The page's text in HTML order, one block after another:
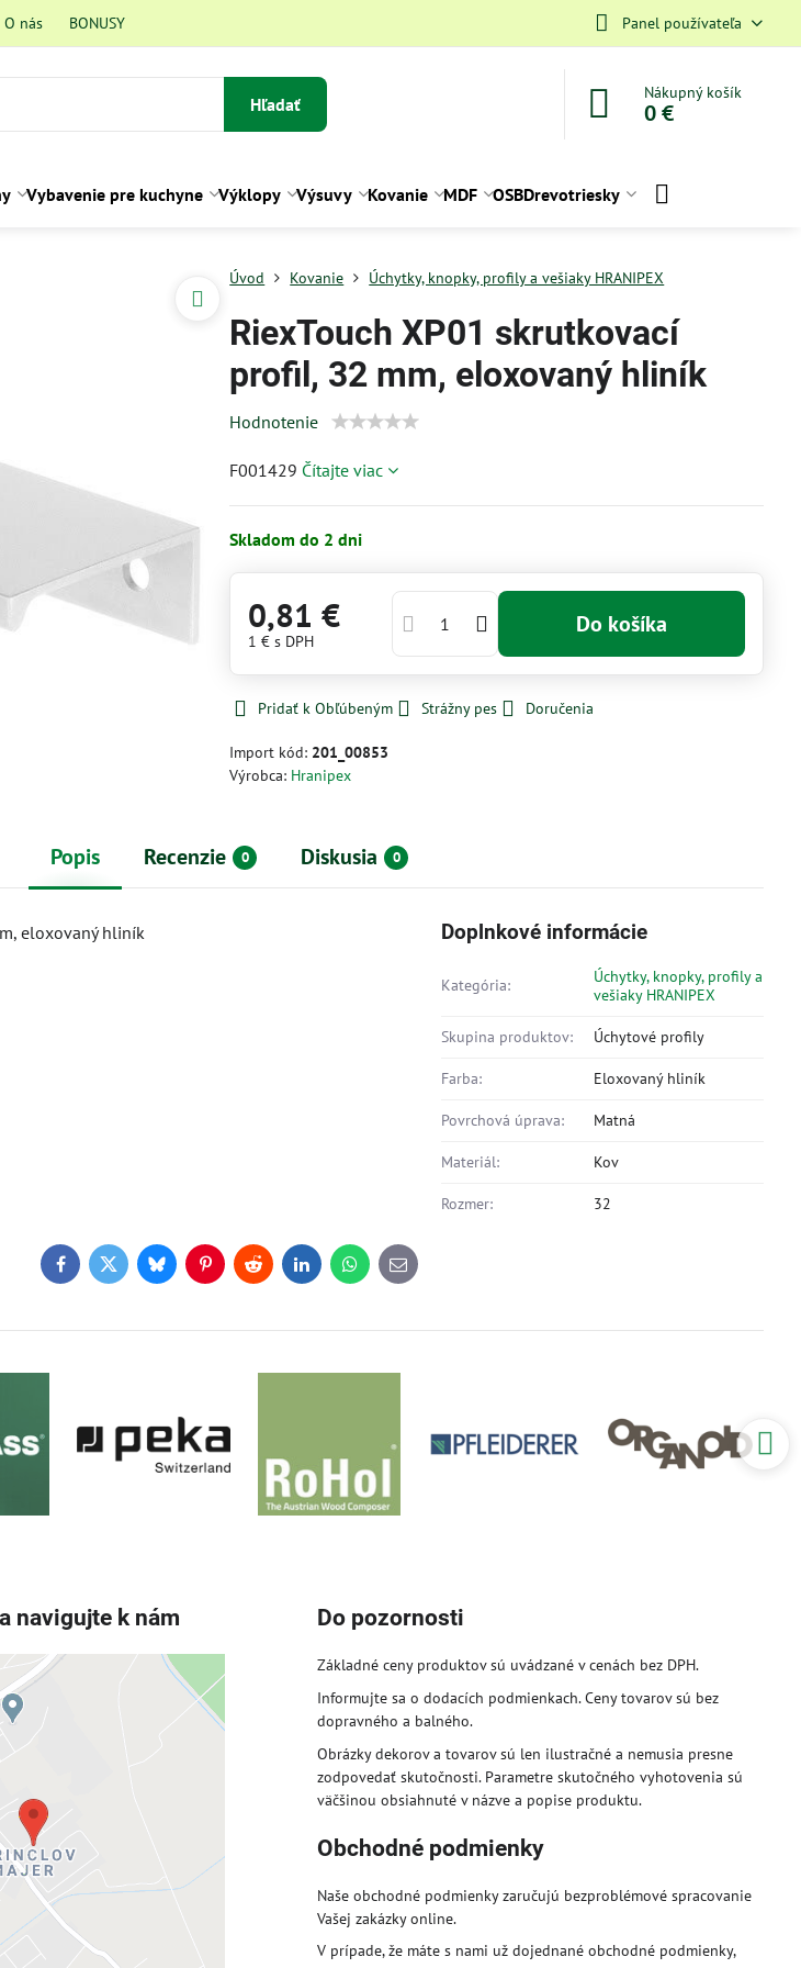
O nás BONUSY Panel používateľa
Hľadať
Nákupný košík
0 €
Vybavenie pre kuchyne Výklopy Výsuvy Kovanie MDF OSBDrevotriesky
Úvod Kovanie Úchytky, knopky, profily a vešiaky HRANIPEX
RiexTouch XP01 skrutkovací
profil, 32 mm, eloxovaný hliník
Hodnotenie
F001429 Čítajte viac
Skladom do 2 dni
0,81 €
1 €s DPH
Do košíka
Pridať k Obľúbeným Strážny pes Doručenia
Import kód: 201_00853
Výrobca: Hranipex
Popis Recenzie 0 Diskusia 0
eloxovaný hliník Doplnkové informácie
Kategória:
Úchytky, knopky, profily a
vešiaky HRANIPEX
Skupina produktov: Úchytové profily
Farba: Eloxovaný hliník
Povrchová úprava: Matná
Materiál: Kov
Rozmer: 32
FacebookTwitterBlueskyPinterestRedditLinkedInWhatsApp
E-
mail
navigujte k nám
je blokovaný
externý obsah?
tentokrát
- súhlas s druhom
Funkčné
Do pozornosti
Základné ceny produktov sú uvádzané v cenách bez DPH.
Informujte sa o dodacích podmienkach. Ceny tovarov sú bez
dopravného a balného.
Obrázky dekorov a tovarov sú len ilustračné a nemusia presne
zodpovedať skutočnosti. Parametre skutočného vyhotovenia sú
väčšinou obsiahnuté v názve a popise produktu.
Obchodné podmienky
Naše obchodné podmienky zaručujú bezproblémové spracovanie
Vašej zakázky online.
V prípade, že máte s nami už dojednané obchodné podmienky,